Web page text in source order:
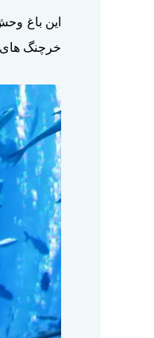
این باغ
خرچنگ های